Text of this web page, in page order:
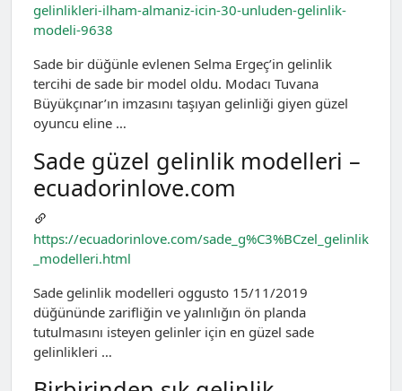
gelinlikleri-ilham-almaniz-icin-30-unluden-gelinlik-
modeli-9638
Sade bir düğünle evlenen Selma Ergeç’in gelinlik
tercihi de sade bir model oldu. Modacı Tuvana
Büyükçınar’ın imzasını taşıyan gelinliği giyen güzel
oyuncu eline …
Sade güzel gelinlik modelleri –
ecuadorinlove.com
https://ecuadorinlove.com/sade_g%C3%BCzel_gelinlik
_modelleri.html
Sade gelinlik modelleri oggusto 15/11/2019
düğününde zarifliğin ve yalınlığın ön planda
tutulmasını isteyen gelinler için en güzel sade
gelinlikleri …